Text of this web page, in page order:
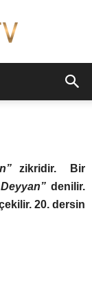
zikridir. Bir
denilir.
20. dersin